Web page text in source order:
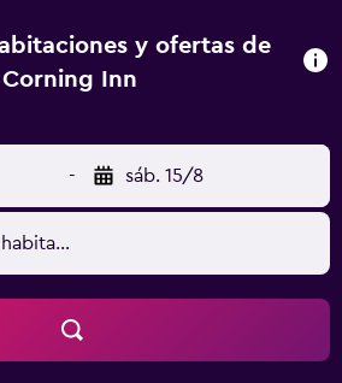
y ofertas de
Corning Inn
- sáb. 15/8